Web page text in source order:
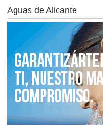
Aguas de Alicante